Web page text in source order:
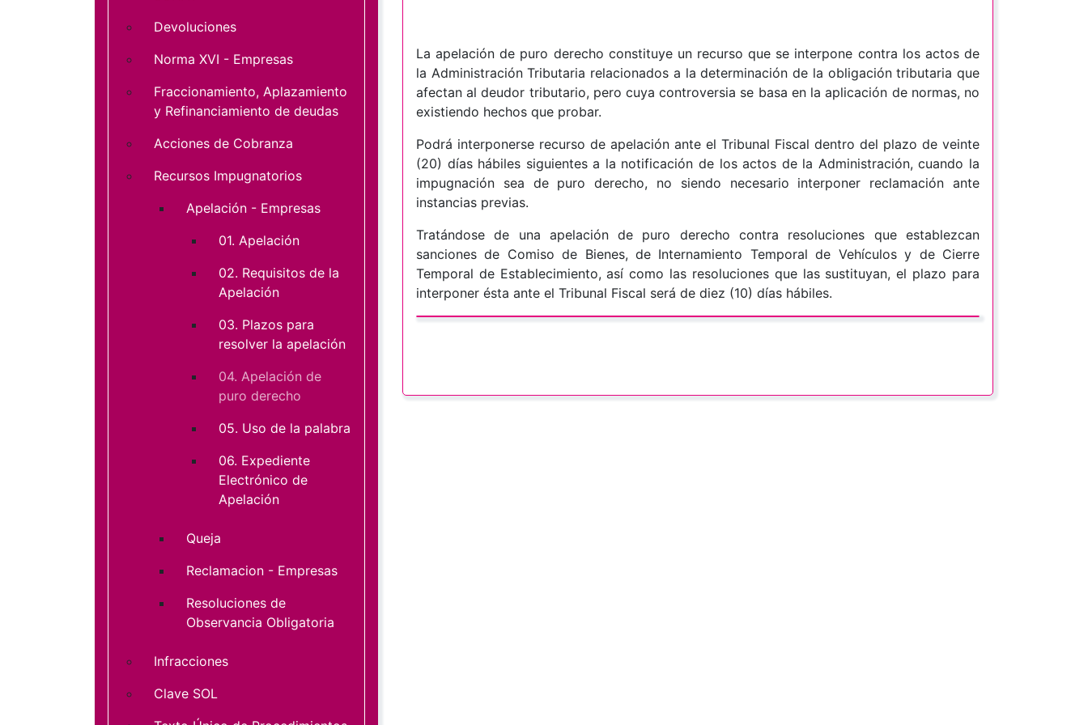
La apelación de puro derecho constituye un recurso que se interpone contra los actos de
la Administración Tributaria relacionados a la determinación de la obligación tributaria que
afectan al deudor tributario, pero cuya controversia se basa en la aplicación de normas, no
existiendo hechos que probar.
Podrá interponerse recurso de apelación ante el Tribunal Fiscal dentro del plazo de veinte
(20) días hábiles siguientes a la notificación de los actos de la Administración, cuando la
impugnación sea de puro derecho, no siendo necesario interponer reclamación ante
instancias previas.
Tratándose de una apelación de puro derecho contra resoluciones que establezcan
sanciones de Comiso de Bienes, de Internamiento Temporal de Vehículos y de Cierre
Temporal de Establecimiento, así como las resoluciones que las sustituyan, el plazo para
interponer ésta ante el Tribunal Fiscal será de diez (10) días hábiles.
Devoluciones
Norma XVI - Empresas
Fraccionamiento, Aplazamiento
y Refinanciamiento de deudas
Acciones de Cobranza
Recursos Impugnatorios
Apelación - Empresas
01. Apelación
02. Requisitos de la
Apelación
03. Plazos para
resolver la apelación
04. Apelación de
puro derecho
05. Uso de la palabra
06. Expediente
Electrónico de
Apelación
Queja
Reclamacion - Empresas
Resoluciones de
Observancia Obligatoria
Infracciones
Clave SOL